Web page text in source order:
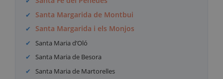
Santa Margarida de Montbui
Santa Margarida i els Monjos
Santa Maria d’Oló
Santa Maria de Besora
Santa Maria de Martorelles